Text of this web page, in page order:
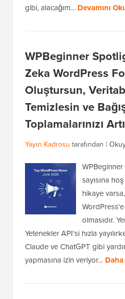
gibi, alacağım… Devamını
WPBeginner
Zeka WordPress
Oluştursun,
Temizlesin ve
Toplamalarınızı
Yayın Kadrosu tarafından |
sayısına
hikaye
olmasıdır.
Yetenekler API'si hızla
Claude ve ChatGPT gibi
yapmasına izin veriyor…